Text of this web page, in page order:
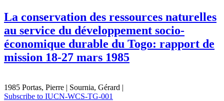
La conservation des ressources naturelles
au service du développement socio-
économique durable du Togo: rapport de
mission 18-27 mars 1985
1985 Portas, Pierre | Sournia, Gérard |
Subscribe to IUCN-WCS-TG-001